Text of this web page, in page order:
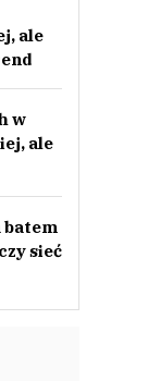
ale
w
ale
sieć